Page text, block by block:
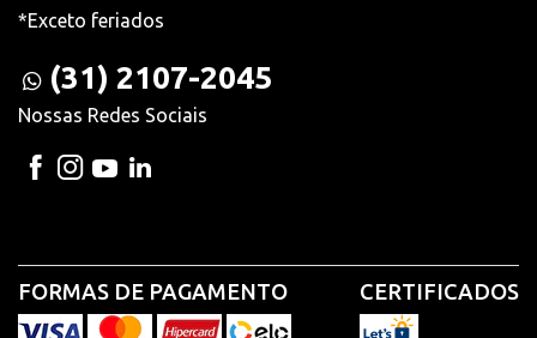
*Exceto feriados
(31) 2107-2045
Nossas Redes Sociais
FORMAS DE PAGAMENTO CERTIFICADOS